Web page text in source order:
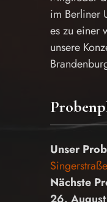
im Berliner
es zu einer
unsere
Unser
Nächste